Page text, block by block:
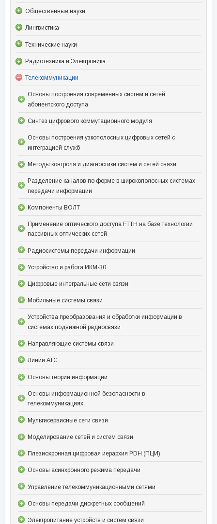
Общественные науки
Лингвистика
Технические науки
Радиотехника и Электроника
Телекоммуникации
Основы построения современных систем и сетей
абонентского доступа
Синтез цифрового коммутационного модуля
Основы построения узкополосных цифровых сетей с
интеграцией служб
Методы контроля и диагностики систем и сетей связи
Разделение каналов по форме в широкополосных системах
передачи информации
Компоненты ВОЛТ
Применение оптического доступа FTTH на базе технологии
пассивных оптических сетей
Радиосистемы передачи информации
Устройство и работа ИКМ-30
Цифровые интегральные сети связи
Мобильные системы связи
Устройства преобразования и обработки информации в
системах подвижной радиосвязи
Направляющие системы связи
Линии АТС
Основы теории информации
Основы информационной безопасности в
телекоммуникациях
Мультисервисные сети связи
Моделирование сетей и систем связи
Плезиохронная цифровая иерархия PDH (ПЦИ)
Основы асинхронного режима передачи
Управление телекоммуникационными сетями
Основы передачи дискретных сообщений
Электропитание устройств и систем связи